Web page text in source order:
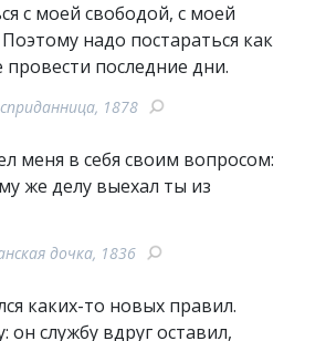
с моей свободой, с моей
надо постараться как
последние дни.
1878
меня в себя своим вопросом:
же делу выехал ты из
дочка, 1836
каких-то новых правил.
он службу вдруг оставил,